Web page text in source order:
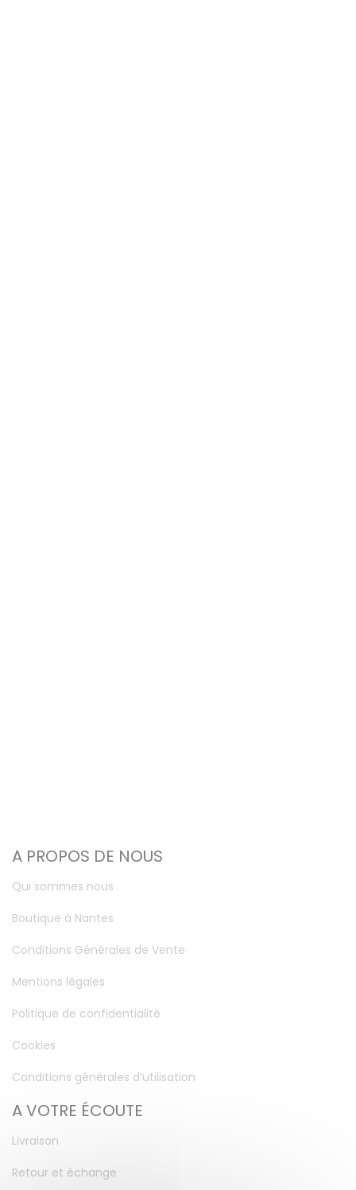
A PROPOS DE NOUS
Qui sommes nous
Boutique à Nantes
Conditions Générales de Vente
Mentions légales
Politique de confidentialité
Cookies
Conditions générales d’utilisation
A VOTRE ÉCOUTE
Livraison
Retour et échange